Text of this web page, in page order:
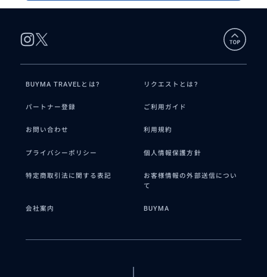
BUYMA TRAVELとは? リクエストとは?
パートナー登録 ご利用ガイド
お問い合わせ 利用規約
プライバシーポリシー 個人情報保護方針
特定商取引法に関する表記
お客様情報の外部送信につい
て
会社案内 BUYMA